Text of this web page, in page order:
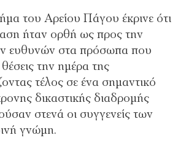
του Αρείου Πάγου έκρινε ότι
ήταν ορθή ως προς την
ευθυνών στα πρόσωπα που
θέσεις την ημέρα της
τέλος σε ένα σημαντικό
δικαστικής διαδρομής
στενά οι συγγενείς των
γνώμη.